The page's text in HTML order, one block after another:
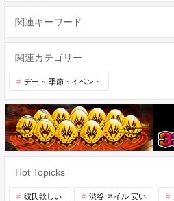
関連キーワード
関連カテゴリー
デート 季節・イベント
Hot Topicks
彼氏欲しい 渋谷 ネイル 安い